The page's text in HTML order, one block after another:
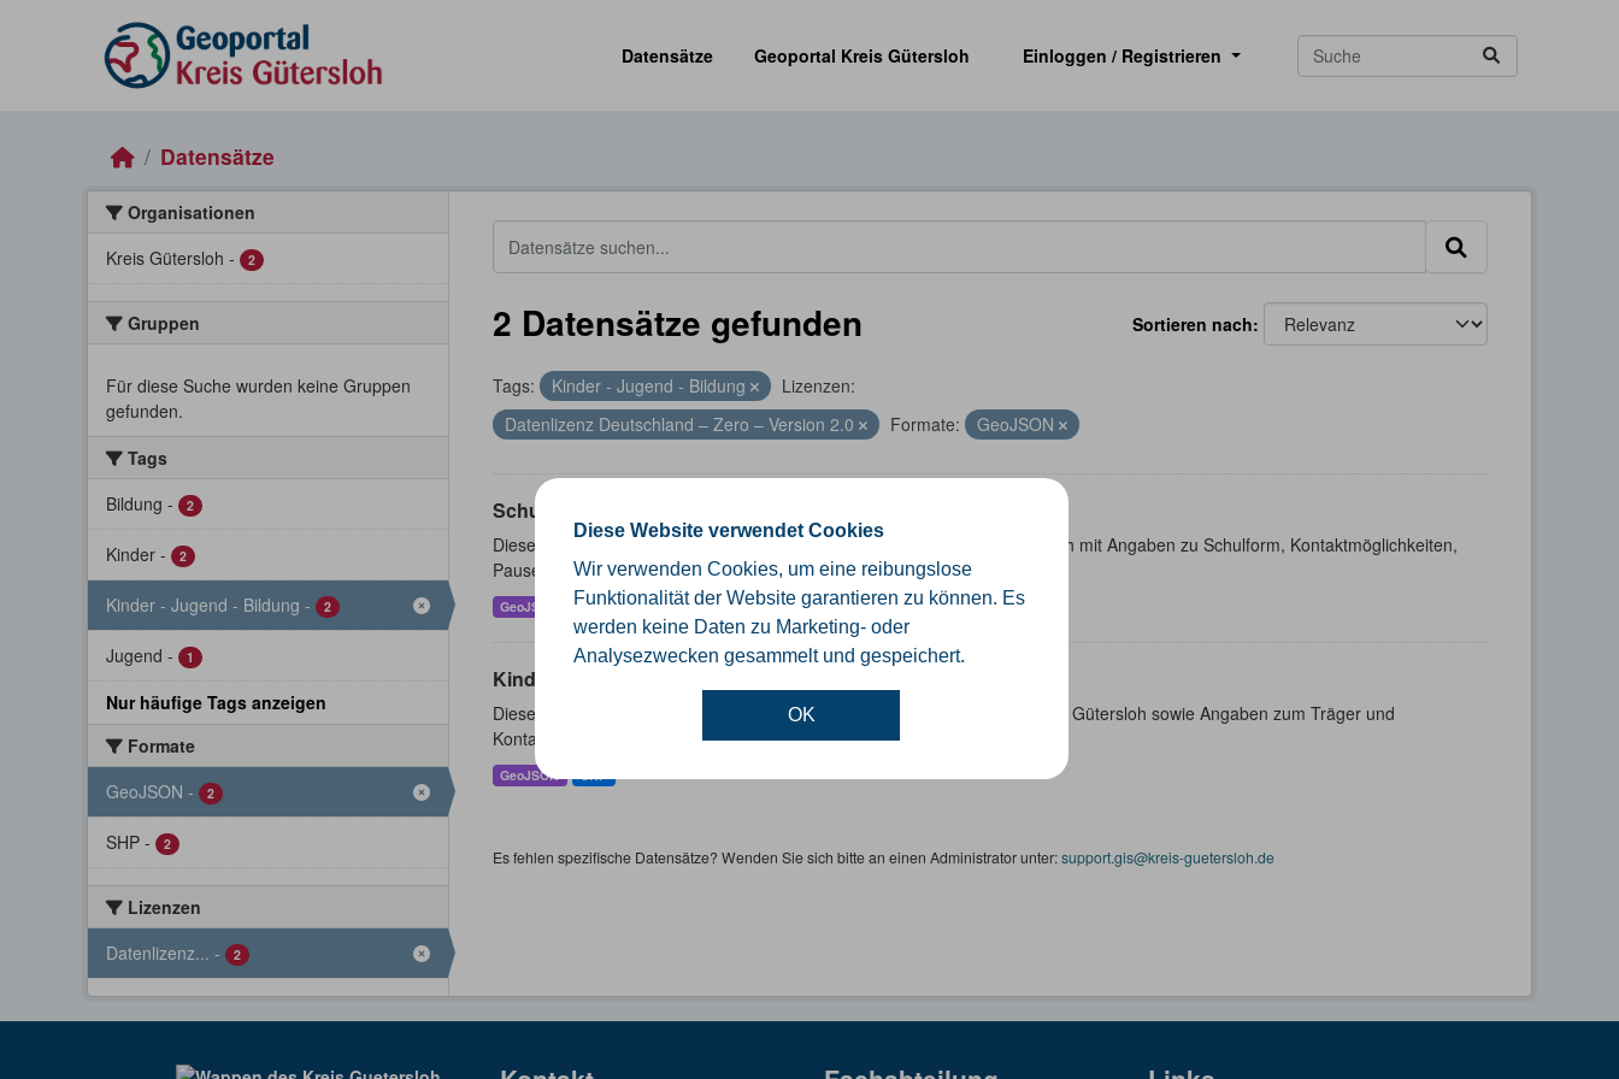
Diese Website verwendet Cookies
Wir verwenden Cookies, um eine reibungslose
Funktionalität der Website garantieren zu können. Es
werden keine Daten zu Marketing- oder
Analysezwecken gesammelt und gespeichert.
OK
Datensätze
Geoportal Kreis Gütersloh Einloggen / Registrieren
Datensätze
Organisationen
Kreis Gütersloh - 2
Gruppen
Für diese Suche wurden keine Gruppen
gefunden.
Tags
Bildung - 2
Kinder - 2
Kinder - Jugend - Bildung - 2
Jugend - 1
Nur häufige Tags anzeigen
Formate
GeoJSON - 2
SHP - 2
Lizenzen
Datenlizenz... - 2
Sortieren nach
2 Datensätze gefunden
Tags: Kinder - Jugend - Bildung
Lizenzen:
Datenlizenz Deutschland – Zero – Version 2.0
Formate: GeoJSON
Schulen
Dieser Datensatz beinhaltet eine Darstellung der Schulen im Kreis Gütersloh mit Angaben zu Schulform, Kontaktmöglichkeiten,
Pausenzeiten und Schulträger.
GeoJSON SHP
Kindertageseinrichtungen
Dieser Datensatz beinhaltet die Darstellung der Kindertagesstätten im Kreis Gütersloh sowie Angaben zum Träger und
Kontaktinformationen.
GeoJSON SHP
Es fehlen spezifische Datensätze? Wenden Sie sich bitte an einen Administrator unter:support.gis@kreis-guetersloh.de